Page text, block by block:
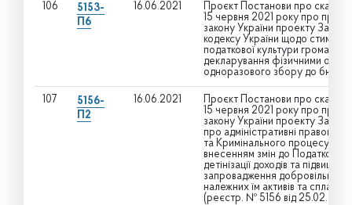
106
5153-
П6
16.06.2021
Проєкт Постанови про
15 червня 2021 року про
закону України проекту
кодексу України щодо
податкової культури
декларування фізичними
одноразового збору до
107
5156-
П2
16.06.2021
Проєкт Постанови про
15 червня 2021 року про
закону України проекту
про адміністративні
та Кримінального
внесенням змін до
детінізації доходів та
запровадження
належних їм активів та
(реєстр. № 5156 від 25.02.2021